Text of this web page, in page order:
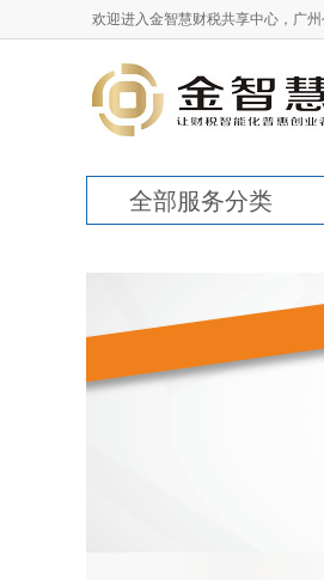
欢迎进入金智慧财税共享中心，广
全部服务分类